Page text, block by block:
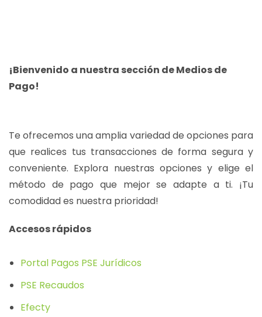
¡Bienvenido a nuestra sección de Medios de
Pago!
Te ofrecemos una amplia variedad de opciones para
que realices tus transacciones de forma segura y
conveniente. Explora nuestras opciones y elige el
método de pago que mejor se adapte a ti. ¡Tu
comodidad es nuestra prioridad!
Accesos rápidos
Portal Pagos PSE Jurídicos
PSE Recaudos
Efecty